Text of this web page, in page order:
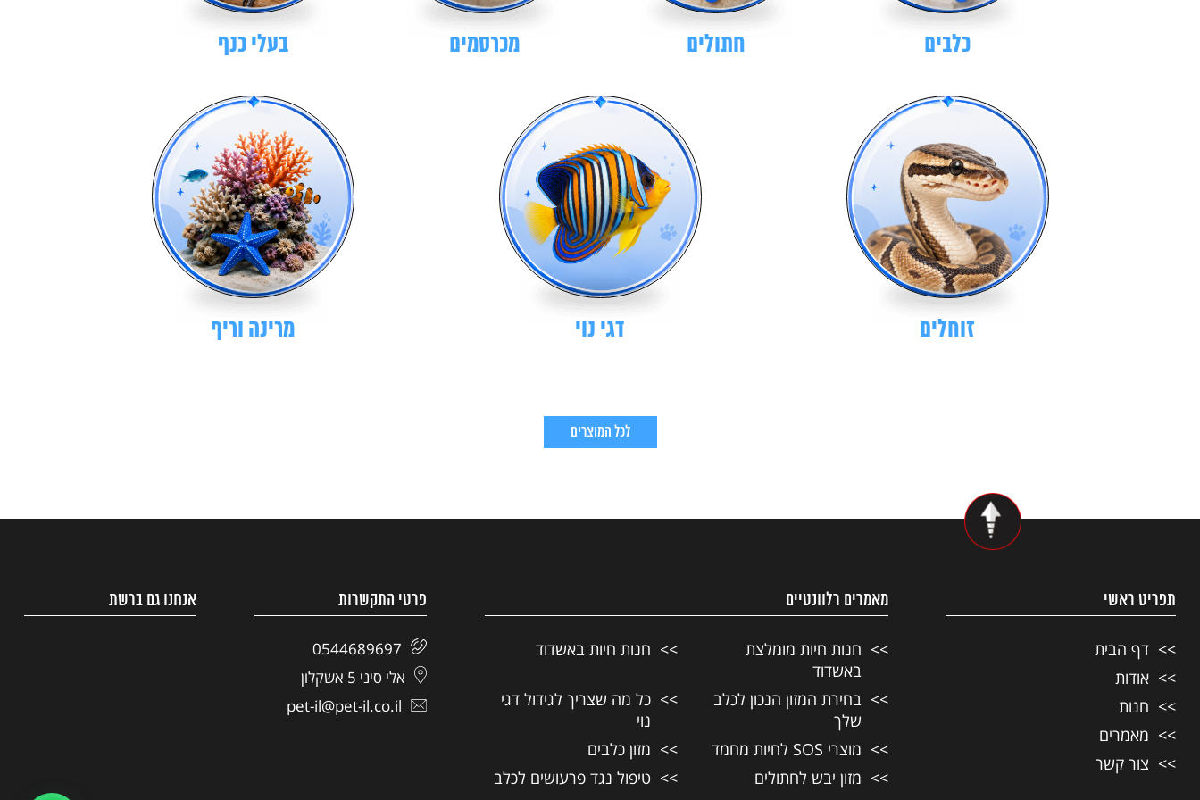
כלבים חתולים מכרסמים בעלי כנף
זוחלים דגי נוי מרינה וריף
לכל המוצרים
תפריט ראשי
דף הבית
אודות
חנות
מאמרים
צור קשר
מאמרים רלוונטיים
חנות חיות מומלצת
באשדוד
חנות חיות באשדוד
בחירת המזון הנכון לכלב
שלך
כל מה שצריך לגידול דגי
נוי
מוצרי SOS לחיות מחמד
מזון כלבים
מזון יבש לחתולים
טיפול נגד פרעושים לכלב
פרטי התקשרות
0544689697
אלי סיני 5 אשקלון
pet-il@pet-il.co.il
אנחנו גם ברשת